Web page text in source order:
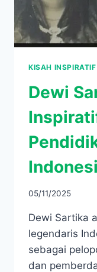
KISAH INSPIRATIF
Dewi
05/11/2025
Dewi Sartika
legendaris
sebagai
dan